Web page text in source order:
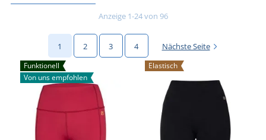
Anzeige 1-24 von 96
1 2 3 4 Nächste Seite
Funktionell
Von uns empfohlen
Elastisch